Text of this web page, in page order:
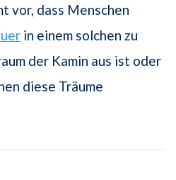
vor, dass Menschen
in einem solchen zu
der Kamin aus ist oder
diese Träume